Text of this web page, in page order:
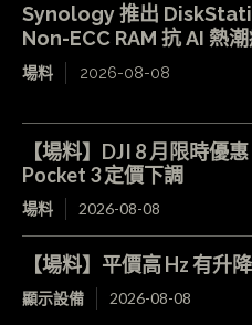
Synology 推出
Non-ECC RAM 抗 AI 熱
場料 2026-08-08
【場料】DJI 8 月限時優
Pocket 3 定價下調
場料 2026-08-08
【場料】平價高 Hz 有升
顯示設備 2026-08-08